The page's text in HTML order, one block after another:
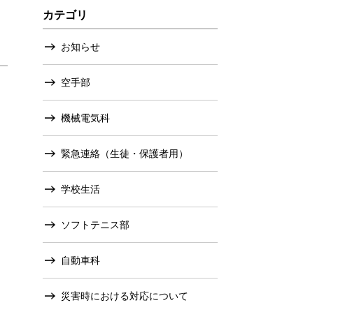
カテゴリ
お知らせ
空手部
機械電気科
緊急連絡（生徒・保護者用）
学校生活
ソフトテニス部
自動車科
災害時における対応について